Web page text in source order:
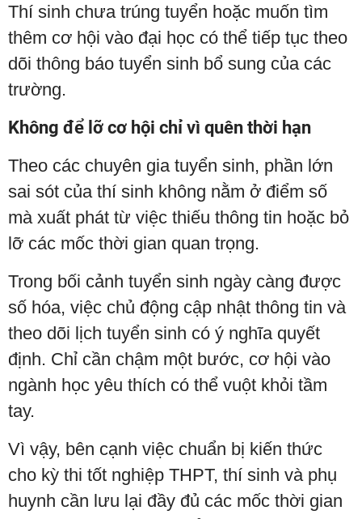
Thí sinh chưa trúng tuyển hoặc muốn tìm
thêm cơ hội vào đại học có thể tiếp tục theo
dõi thông báo tuyển sinh bổ sung của các
trường.
Không để lỡ cơ hội chỉ vì quên thời hạn
Theo các chuyên gia tuyển sinh, phần lớn
sai sót của thí sinh không nằm ở điểm số
mà xuất phát từ việc thiếu thông tin hoặc bỏ
lỡ các mốc thời gian quan trọng.
Trong bối cảnh tuyển sinh ngày càng được
số hóa, việc chủ động cập nhật thông tin và
theo dõi lịch tuyển sinh có ý nghĩa quyết
định. Chỉ cần chậm một bước, cơ hội vào
ngành học yêu thích có thể vuột khỏi tầm
tay.
Vì vậy, bên cạnh việc chuẩn bị kiến thức
cho kỳ thi tốt nghiệp THPT, thí sinh và phụ
huynh cần lưu lại đầy đủ các mốc thời gian